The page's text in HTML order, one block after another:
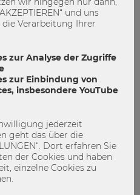
und uns
Verarbeitung Ihrer
zur Analyse der Zugriffe
zur Einbindung von
insbesondere YouTube
jederzeit
geht das über die
Dort erfahren Sie
der Cookies und haben
einzelne Cookies zu